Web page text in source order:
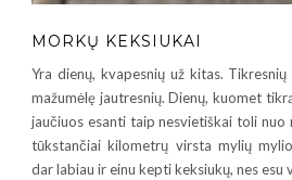
MORKŲ KEKSIUKAI
Yra dienų, kvapesnių už kitas.
mažumėlę jautresnių. Dienų, kuomet
jaučiuos esanti taip nesvietiškai toli nuo
tūkstančiai kilometrų virsta mylių
dar labiau ir einu kepti keksiukų, nes esu